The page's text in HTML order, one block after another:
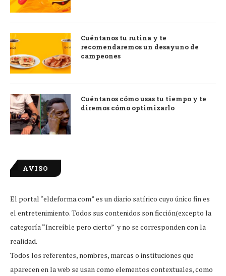
Cuéntanos tu rutina y te
recomendaremos un desayuno de
campeones
Cuéntanos cómo usas tu tiempo y te
diremos cómo optimizarlo
AVISO
El portal “eldeforma.com” es un diario satírico cuyo único fin es
el entretenimiento. Todos sus contenidos son ficción(excepto la
categoría “Increíble pero cierto” y no se corresponden con la
realidad.
Todos los referentes, nombres, marcas o instituciones que
aparecen en la web se usan como elementos contextuales, como